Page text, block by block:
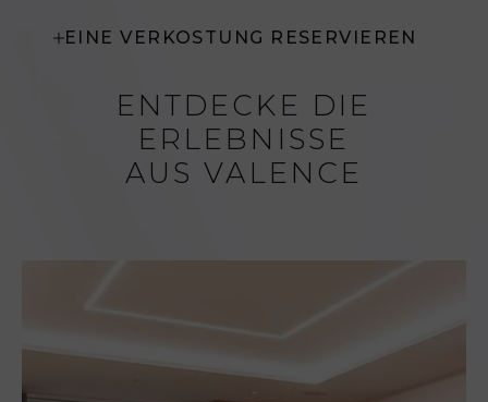
einem einzigartigen Moment der
EINE VERKOSTUNG RESERVIEREN
ENTDECKE DIE
ERLEBNISSE
AUS VALENCE